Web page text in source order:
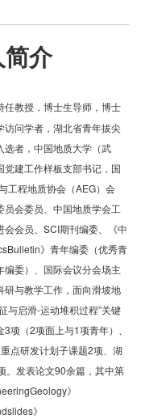
介
任教授，博士生导师，博士
访问学者，湖北省青年拔尖
选者，中国地质大学（武
建工作样板支部书记，国
工程地质协会（AEG）会
员会委员、中国地质学会工
会员、SCI期刊编委、《中
》青年编委（优秀青
委）、国际会议分会场主
研与教学工作，面向滑坡地
与启滑-运动堆积过程”关键
项（2项面上与1项青年）、
点研发计划子课题2项、湖
。发表论文90余篇，其中第
》
》